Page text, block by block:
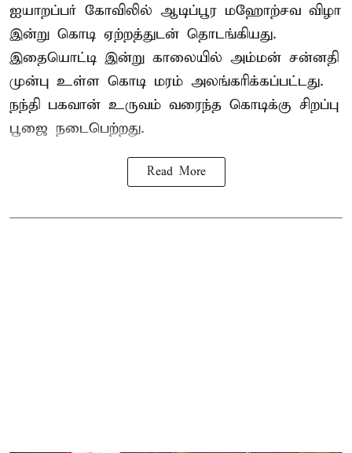
ஐயாறப்பர் கோவிலில் ஆடிப்பூர மஹோற்சவ விழா
இன்று கொடி ஏற்றத்துடன் தொடங்கியது.
இதையொட்டி இன்று காலையில் அம்மன் சன்னதி
முன்பு உள்ள கொடி மரம் அலங்கரிக்கப்பட்டது.
நந்தி பகவான் உருவம் வரைந்த கொடிக்கு சிறப்பு
பூஜை நடைபெற்றது.
Read More